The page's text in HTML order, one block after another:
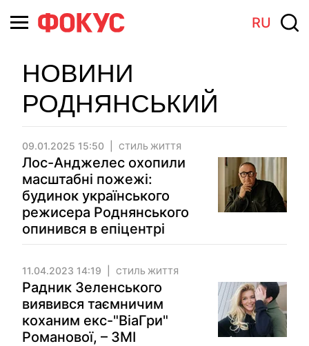
RU
НОВИНИ
РОДНЯНСЬКИЙ
09.01.2025 15:50 СТИЛЬ ЖИТТЯ
Лос-Анджелес охопили
масштабні пожежі:
будинок українського
режисера Роднянського
опинився в епіцентрі
11.04.2023 14:19 СТИЛЬ ЖИТТЯ
Радник Зеленського
виявився таємничим
коханим екс-"ВіаГри"
Романової, – ЗМІ